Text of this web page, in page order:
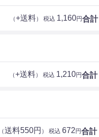
合計
（+送料） 税込 1,160円
合計
（+送料） 税込 1,210円
合計
（送料550円 ） 税込 672円